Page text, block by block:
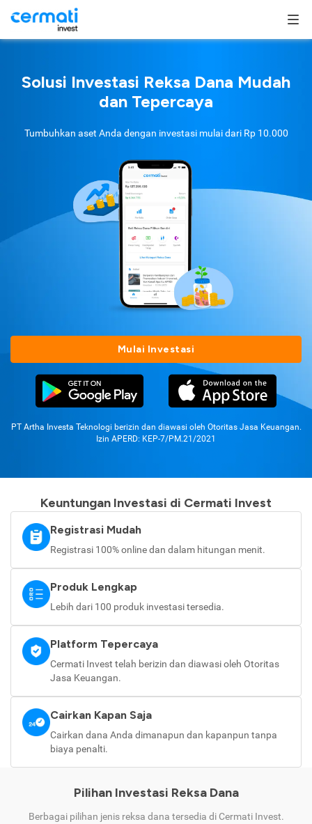
Solusi Investasi Reksa Dana Mudah
dan Tepercaya
Tumbuhkan aset Anda dengan investasi mulai dari Rp 10.000
Mulai Investasi
PT Artha Investa Teknologi berizin dan diawasi oleh Otoritas Jasa Keuangan.
Izin APERD: KEP-7/PM.21/2021
Keuntungan Investasi di Cermati Invest
Registrasi Mudah
Registrasi 100% online dan dalam hitungan menit.
Produk Lengkap
Lebih dari 100 produk investasi tersedia.
Platform Tepercaya
Cermati Invest telah berizin dan diawasi oleh Otoritas
Jasa Keuangan.
Cairkan Kapan Saja
Cairkan dana Anda dimanapun dan kapanpun tanpa
biaya penalti.
Pilihan Investasi Reksa Dana
Berbagai pilihan jenis reksa dana tersedia di Cermati Invest.